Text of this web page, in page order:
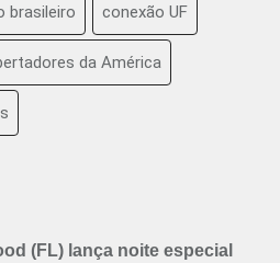
brasileiro conexão UF
da América
(FL) lança noite especial